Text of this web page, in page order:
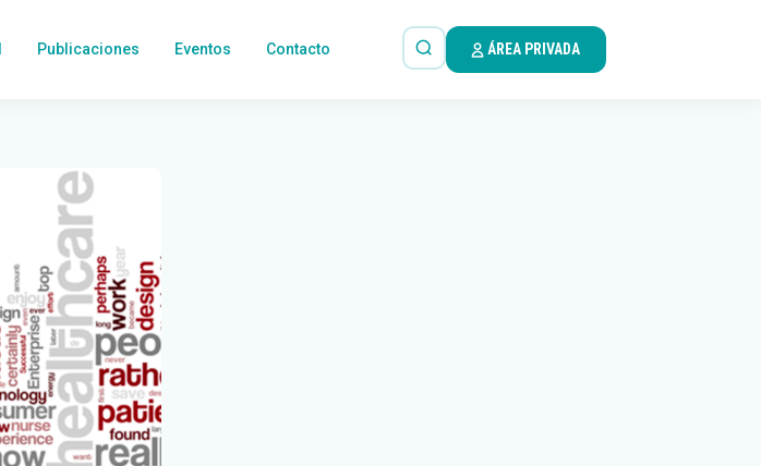
Publicaciones Eventos Contacto ÁREA PRIVADA